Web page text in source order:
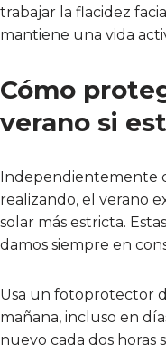
trabajar la flacidez
mantiene una vida
Cómo
verano si
Independientemente
realizando, el verano
solar más estricta.
damos siempre en
Usa un fotoprotector
mañana, incluso en
nuevo cada dos horas